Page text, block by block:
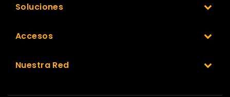
Soluciones
Accesos
Nuestra Red